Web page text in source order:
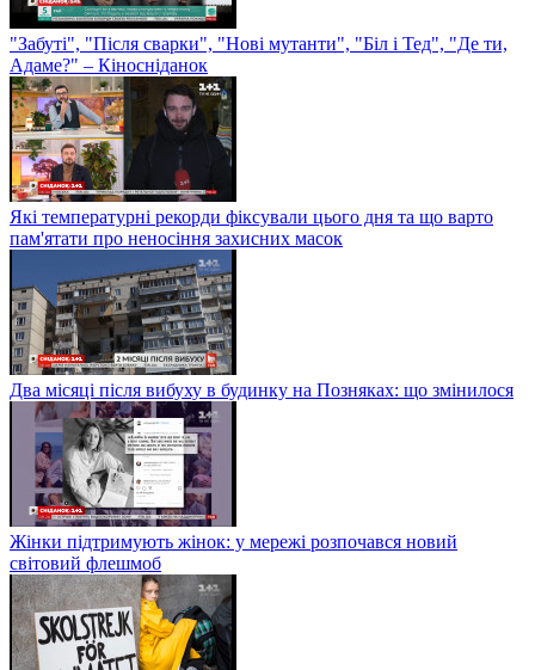
"Забуті", "Після сварки", "Нові мутанти", "Біл і Тед", "Де ти,
Адаме?" – Кіносніданок
Які температурні рекорди фіксували цього дня та що варто
пам'ятати про неносіння захисних масок
Два місяці після вибуху в будинку на Позняках: що змінилося
Жінки підтримують жінок: у мережі розпочався новий
світовий флешмоб